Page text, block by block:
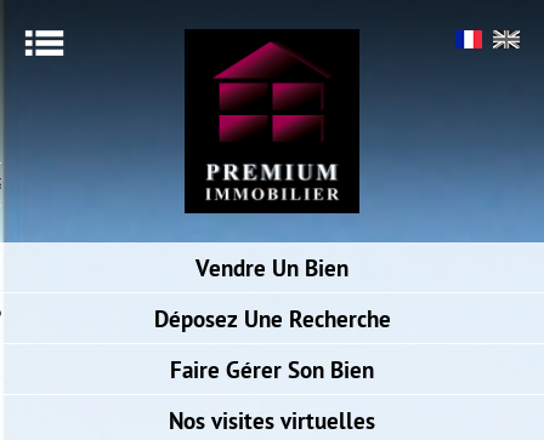
Vendre Un Bien
Déposez Une Recherche
Faire Gérer Son Bien
Nos visites virtuelles
VOTRE PRÊT
ACCÈS PROPRIÉTAIRE